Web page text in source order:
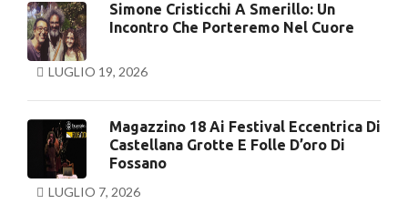
Simone Cristicchi A Smerillo: Un
Incontro Che Porteremo Nel Cuore
LUGLIO 19, 2026
Magazzino 18 Ai Festival Eccentrica Di
Castellana Grotte E Folle D’oro Di
Fossano
LUGLIO 7, 2026